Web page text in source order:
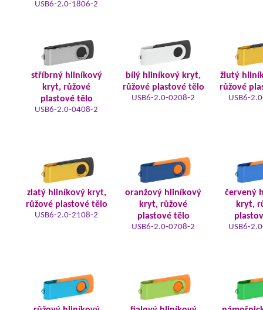
USB6-2.0-1806-2
stříbrný hliníkový
kryt, růžové
plastové tělo
USB6-2.0-0408-2
bílý hliníkový kryt,
růžové plastové tělo
USB6-2.0-0208-2
žlutý
růžové
USB6-
zlatý hliníkový kryt,
růžové plastové tělo
USB6-2.0-2108-2
oranžový hliníkový
kryt, růžové
plastové tělo
USB6-2.0-0708-2
červený
kryt,
USB6-